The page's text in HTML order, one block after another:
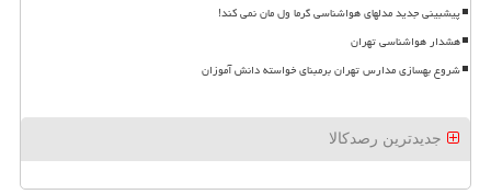
پیشبینی جدید مدلهای هواشناسی گرما ول مان نمی کند!
هشدار هواشناسی تهران
شروع بهسازی مدارس تهران برمبنای خواسته دانش آموزان
جدیدترین رصدکالا